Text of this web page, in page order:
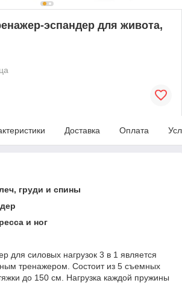
эспандер для живота,
Доставка Оплата
груди и спины
и ног
для силовых нагрузок 3 в 1 является
тренажером. Состоит из 5 съемных
до 150 см. Нагрузка каждой пружины